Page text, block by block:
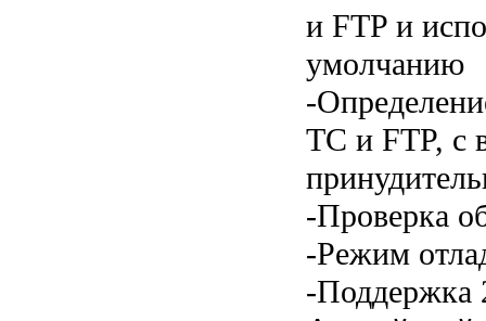
и FTP и
умолчанию
-
TC и FTP, с
-Проверка
-Режим
-Поддержка